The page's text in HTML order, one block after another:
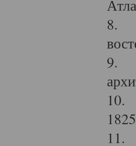
8.
9.
10.
11.